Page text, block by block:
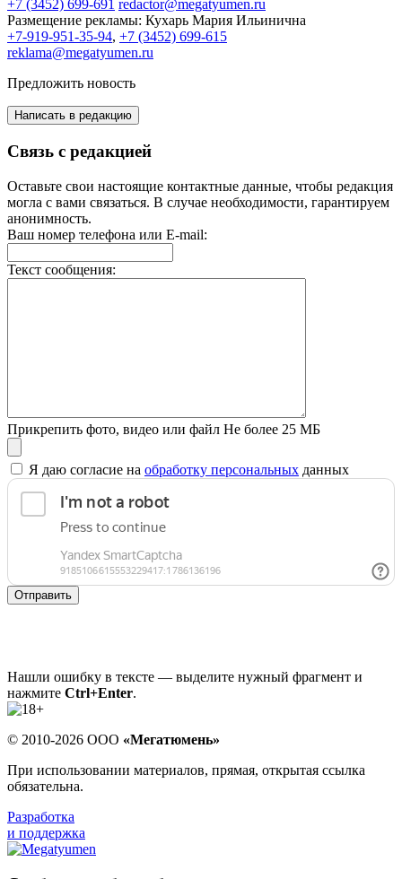
+7 (3452) 699-691 redactor@megatyumen.ru
Размещение рекламы: Кухарь Мария Ильинична
+7-919-951-35-94, +7 (3452) 699-615
reklama@megatyumen.ru
Предложить новость
Написать в редакцию
Связь с редакцией
Оставьте свои настоящие контактные данные, чтобы редакция
могла с вами связаться. В случае необходимости, гарантируем
анонимность.
Ваш номер телефона или E-mail:
Текст сообщения:
Прикрепить фото, видео или файл Не более 25 МБ
Я даю согласие на обработку персональных данных
Отправить
Нашли ошибку в тексте — выделите нужный фрагмент и
нажмите Ctrl+Enter.
© 2010-2026 ООО «Мегатюмень»
При использовании материалов, прямая, открытая ссылка
обязательна.
Разработка
и поддержка